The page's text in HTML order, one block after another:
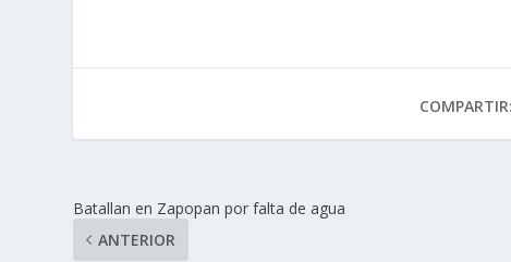
COMPARTIR:
Batallan en Zapopan por falta de agua
ANTERIOR